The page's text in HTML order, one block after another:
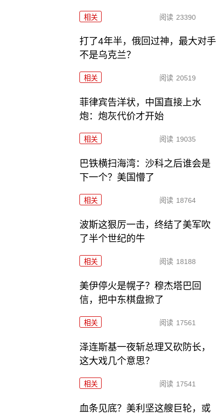
相关 阅读 23390
打了4年半，俄回过神，最大对手
不是乌克兰？
相关 阅读 20519
菲律宾告洋状，中国直接上水
炮：炮灰代价才开始
相关 阅读 19035
巴铁横扫海湾：沙科之后谁会是
下一个？美国懵了
相关 阅读 18764
波斯这狠厉一击，终结了美军吹
了半个世纪的牛
相关 阅读 18188
美伊停火是幌子？穆杰塔巴回
信，把中东棋盘掀了
相关 阅读 17561
泽连斯基一夜斩总理又砍防长，
这大戏几个意思？
相关 阅读 17541
血条见底？美利坚这艘巨轮，或